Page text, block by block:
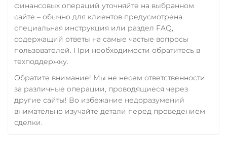
финансовых операций уточняйте на выбранном
сайте – обычно для клиентов предусмотрена
специальная инструкция или раздел FAQ,
содержащий ответы на самые частые вопросы
пользователей. При необходимости обратитесь в
техподдержку.
Обратите внимание! Мы не несем ответственности
за различные операции, проводящиеся через
другие сайты! Во избежание недоразумений
внимательно изучайте детали перед проведением
сделки.